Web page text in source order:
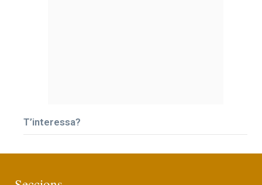
T’interessa?